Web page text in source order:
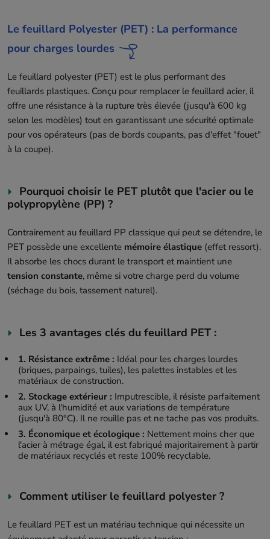
Le feuillard Polyester (PET) : La performance
pour charges lourdes
Le feuillard polyester (PET) est le plus performant des
feuillards plastiques. Conçu pour remplacer le feuillard acier, il
offre une résistance à la rupture très élevée (jusqu'à 600 kg
selon les modèles) tout en garantissant une sécurité optimale
pour vos opérateurs (pas de bords coupants, pas d'effet "fouet"
à la coupe).
Pourquoi choisir le PET plutôt que l'acier ou le
polypropylène (PP) ?
Contrairement au feuillard PP classique qui peut se détendre, le
PET possède une excellente mémoire élastique (effet ressort).
Il absorbe les chocs durant le transport et maintient une
tension constante, même si votre charge perd du volume
(séchage du bois, tassement naturel).
Les 3 avantages clés du feuillard PET :
1. Résistance extrême : Idéal pour les charges lourdes
(briques, parpaings, tuiles), les palettes instables et les
matériaux de construction.
2. Stockage extérieur : Imputrescible, il résiste parfaitement
aux UV, à l'humidité et aux variations de température
(jusqu'à 80°C). Il ne rouille pas et ne tache pas vos produits.
3. Économique et écologique : Nettement moins cher que
l'acier à métrage égal, il est fabriqué majoritairement à partir
de matériaux recyclés et reste 100% recyclable.
Comment utiliser le feuillard polyester ?
Le feuillard PET est un matériau technique qui nécessite un